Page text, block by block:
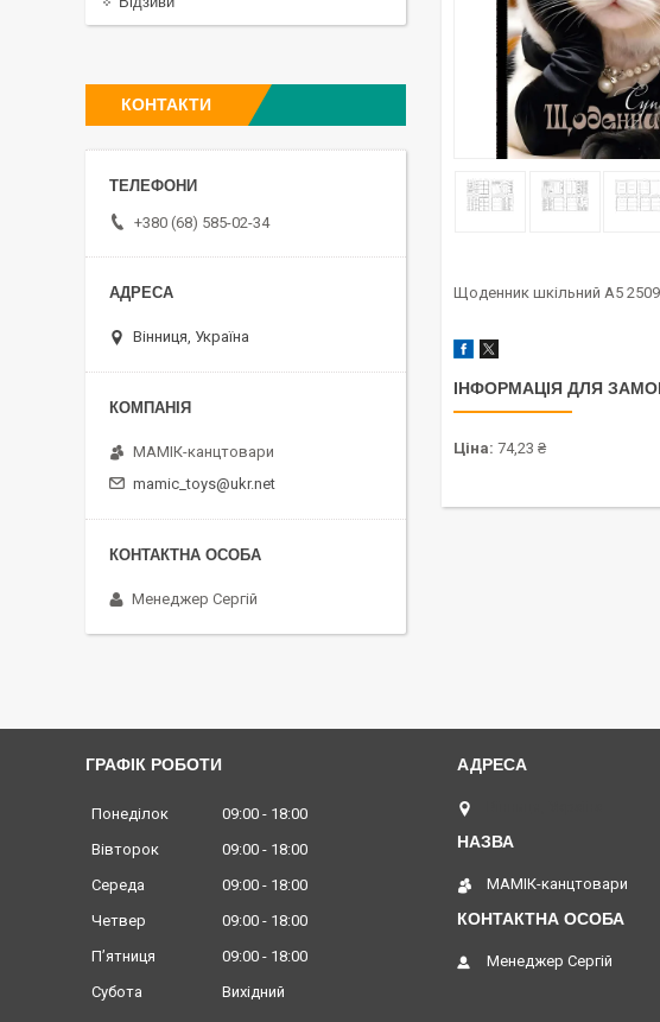
Щоденник шкільний A5
ІНФОРМАЦІЯ ДЛЯ
Ціна: 74,23 ₴
КОНТАКТИ
+380 (68) 585-02-34
Вінниця, Україна
МАМІК-канцтовари
mamic_toys@ukr.net
Менеджер Сергій
ГРАФІК РОБОТИ
Понеділок 09:00
18:00
Вівторок
09:00
18:00
Середа
09:00
18:00
Четвер
09:00
18:00
Пʼятниця
09:00
18:00
Субота
Вихідний
МАМІК-канцтовари
Менеджер Сергій